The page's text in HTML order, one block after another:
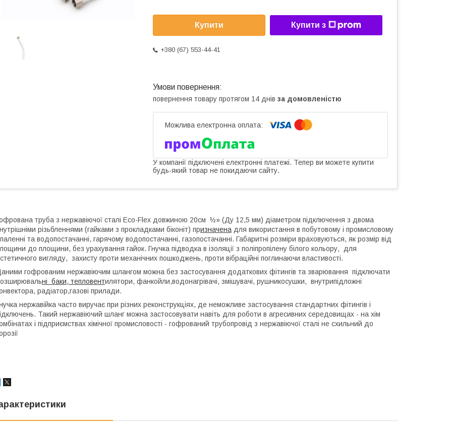
Купити Купити з
+380 (67) 553-44-41
повернення товару протягом 14 днів за домовленістю
У компанії підключені електронні платежі. Тепер ви можете купити
будь-який товар не покидаючи сайту.
труба з нержавіючої сталі Eco-Flex довжиною 20см ½» (Ду 12,5 мм) діаметром підключення з двома
різьбленнями (гайками з прокладками біконіт) призначена для використання в побутовому і промисловому
та водопостачанні, гарячому водопостачанні, газопостачанні. Габаритні розміри враховуються, як розмір від
до площини, без урахування гайок. Гнучка підводка в ізоляції з поліпропілену білого кольору, для
вигляду, захисту проти механічних пошкоджень, проти вібраційні поглинаючи властивості.
гофрованим нержавіючим шлангом можна без застосування додаткових фітингів та зварювання підключати
ні баки, тепловентилятори, фанкойли,водонагрівачі, змішувачі, рушникосушки, внутрипідложні
радіатор,газові прилади.
нержавійка часто виручає при різних реконструкціях, де неможливе застосування стандартних фітингів і
Такий нержавіючий шланг можна застосовувати навіть для роботи в агресивних середовищах - на хім
і підприємствах хімічної промисловості - гофрований трубопровід з нержавіючої сталі не схильний до